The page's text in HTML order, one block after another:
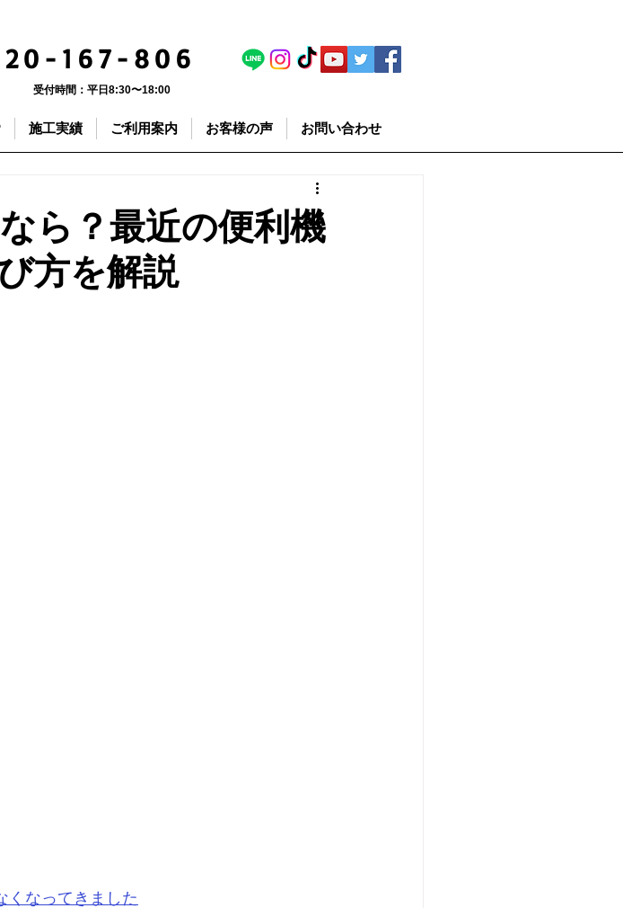
167-806
受付時間： 平日8:30〜18:00
施工実績 ご利用案内 お客様の声 お問い合わせ
ら？最近の便利機
方を解説
くなってきました